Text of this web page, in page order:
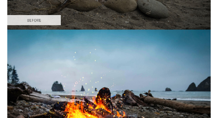
選んでください
Free PNG Overlay #1
Small 800*533px